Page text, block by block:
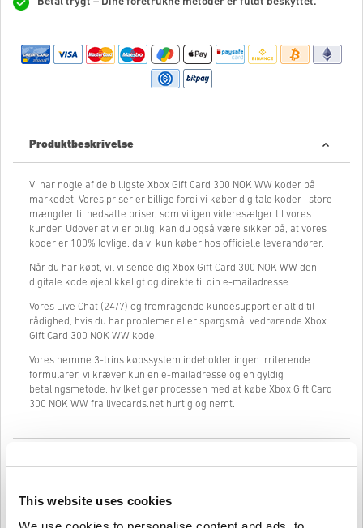
This website uses cookies
Produktbeskrivelse
Vi har nogle af de billigste Xbox Gift Card 300 NOK WW koder på
markedet. Vores priser er billige fordi vi køber digitale koder i store
mængder til nedsatte priser, som vi igen videresælger til vores
kunder. Udover at vi er billig, kan du også være sikker på, at vores
koder er 100% lovlige, da vi kun køber hos officielle leverandører.
Når du har købt, vil vi sende dig Xbox Gift Card 300 NOK WW den
digitale kode øjeblikkeligt og direkte til din e-mailadresse.
Vores Live Chat (24/7) og fremragende kundesupport er altid til
rådighed, hvis du har problemer eller spørgsmål vedrørende Xbox
Gift Card 300 NOK WW kode.
Vores nemme 3-trins købssystem indeholder ingen irriterende
formularer, vi kræver kun en e-mailadresse og en gyldig
betalingsmetode, hvilket gør processen med at købe Xbox Gift Card
300 NOK WW fra livecards.net hurtig og nemt.
Ny på Livecards.net? Det er hurtigt og nemt at købe digitale koder: